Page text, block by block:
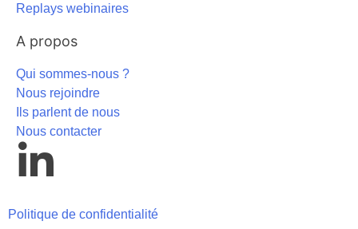
Replays webinaires
A propos
Qui sommes-nous ?
Nous rejoindre
Ils parlent de nous
Nous contacter
Politique de confidentialité